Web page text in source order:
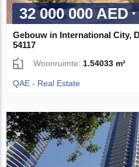
32 000 000 AED
Gebouw in International City,
54117
Woonruimte:1.54033 m²
QAE - Real Estate